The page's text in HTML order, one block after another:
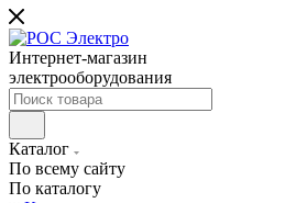
Интернет-магазин
электрооборудования
Каталог
По всему сайту
По каталогу